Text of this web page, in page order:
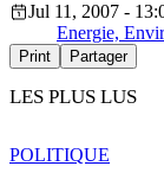
Jul 11, 2007 -
Energie,
Print Partager
LES PLUS LUS
POLITIQUE